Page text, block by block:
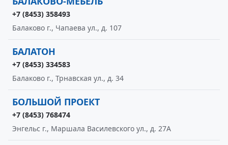
+7 (8453) 358493
Балаково г., Чапаева ул., д. 107
БАЛАТОН
+7 (8453) 334583
Балаково г., Трнавская ул., д. 34
БОЛЬШОЙ ПРОЕКТ
+7 (8453) 768474
Энгельс г., Маршала Василевского ул., д. 27А